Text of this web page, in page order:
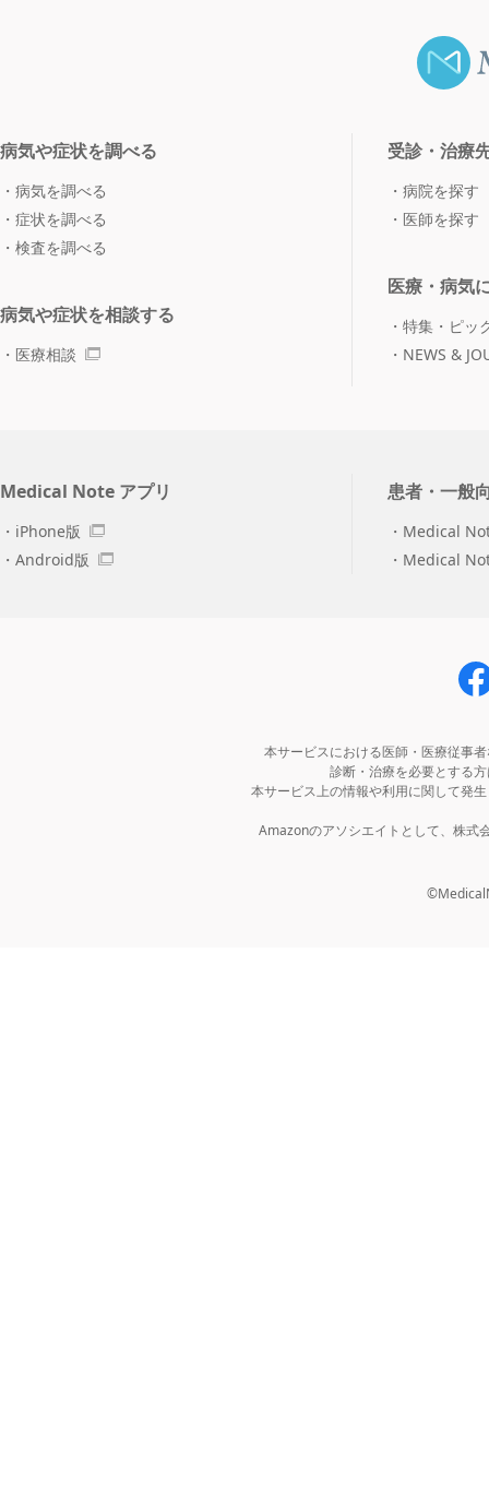
病気や症状を調べる
病気を調べる
症状を調べる
検査を調べる
病気や症状を相談する
医療相談
受診・治療
病院を探す
医師を探す
医療・病気
特集・ピッ
NEWS &
Medical Note アプリ
iPhone版
Android版
患者・一般
Medical
Medical
本サービスにおける医師・医療従事
診断・治療を必要とする
本サービス上の情報や利用に関して発
Amazonのアソシエイトとして、株式